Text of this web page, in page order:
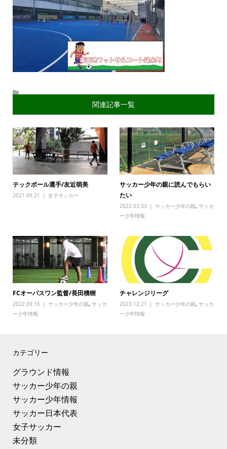
関連記事一覧
テックボール選手/友近萌美
2021.09.21 女子サッカー
サッカー少年の親に読んでもらい
たい
2022.03.03 サッカー少年の親,サッカ
ー少年情報
FCオーパスワン監督/長田積樹
2022.09.16 サッカー少年の親, サッカ
ー少年情報
チャレンジリーグ
2023.12.21 サッカー少年の親,サッカ
ー少年情報
カテゴリー
グラウンド情報
サッカー少年の親
サッカー少年情報
サッカー日本代表
女子サッカー
未分類